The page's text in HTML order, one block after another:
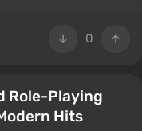
0
Role-Playing
Hits